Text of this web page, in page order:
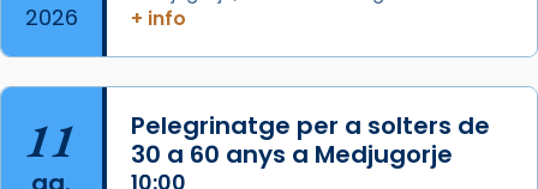
diablesses amb música i ball propis. Festa
«Si vols saber què és calor, ves per les
Santes a Mataró»🥵.
Photo
2026
+ info
11
Pelegrinatge per a solters de
30 a 60 anys a Medjugorje
10:00